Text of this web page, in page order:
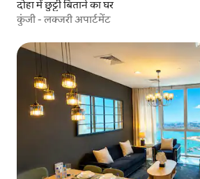
दोहा में छुट्टी बिताने का घर
कुंजी - लक्जरी अपार्टमेंट